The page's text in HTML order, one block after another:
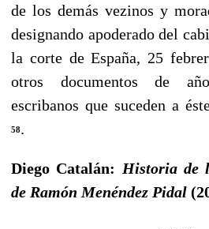
de los demás vezinos y
designando apoderado del
la corte de España, 25
otros documentos de
escribanos que suceden a
58.
Diego Catalán: Historia de
de Ramón Menéndez Pidal